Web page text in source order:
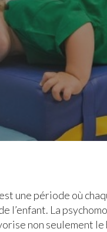
une période où
l’enfant. La
non seulement